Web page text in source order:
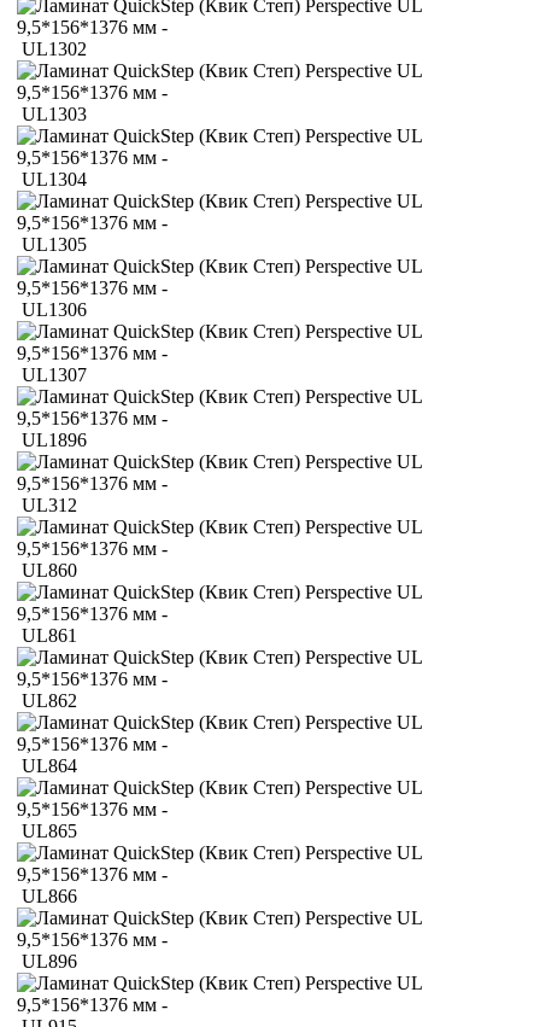
UL1302
UL1303
UL1304
UL1305
UL1306
UL1307
UL1896
UL312
UL860
UL861
UL862
UL864
UL865
UL866
UL896